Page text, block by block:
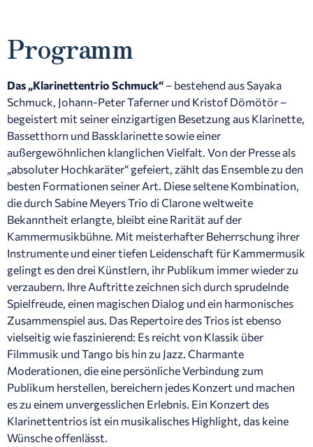
Programm
Das „Klarinettentrio Schmuck“ – bestehend aus Sayaka
Schmuck, Johann-Peter Taferner und Kristof Dömötör –
begeistert mit seiner einzigartigen Besetzung aus Klarinette,
Bassetthorn und Bassklarinette sowie einer
außergewöhnlichen klanglichen Vielfalt. Von der Presse als
„absoluter Hochkaräter“ gefeiert, zählt das Ensemble zu den
besten Formationen seiner Art. Diese seltene Kombination,
die durch Sabine Meyers Trio di Clarone weltweite
Bekanntheit erlangte, bleibt eine Rarität auf der
Kammermusikbühne. Mit meisterhafter Beherrschung ihrer
Instrumente und einer tiefen Leidenschaft für Kammermusik
gelingt es den drei Künstlern, ihr Publikum immer wieder zu
verzaubern. Ihre Auftritte zeichnen sich durch sprudelnde
Spielfreude, einen magischen Dialog und ein harmonisches
Zusammenspiel aus. Das Repertoire des Trios ist ebenso
vielseitig wie faszinierend: Es reicht von Klassik über
Filmmusik und Tango bis hin zu Jazz. Charmante
Moderationen, die eine persönliche Verbindung zum
Publikum herstellen, bereichern jedes Konzert und machen
es zu einem unvergesslichen Erlebnis. Ein Konzert des
Klarinettentrios ist ein musikalisches Highlight, das keine
Wünsche offenlässt.